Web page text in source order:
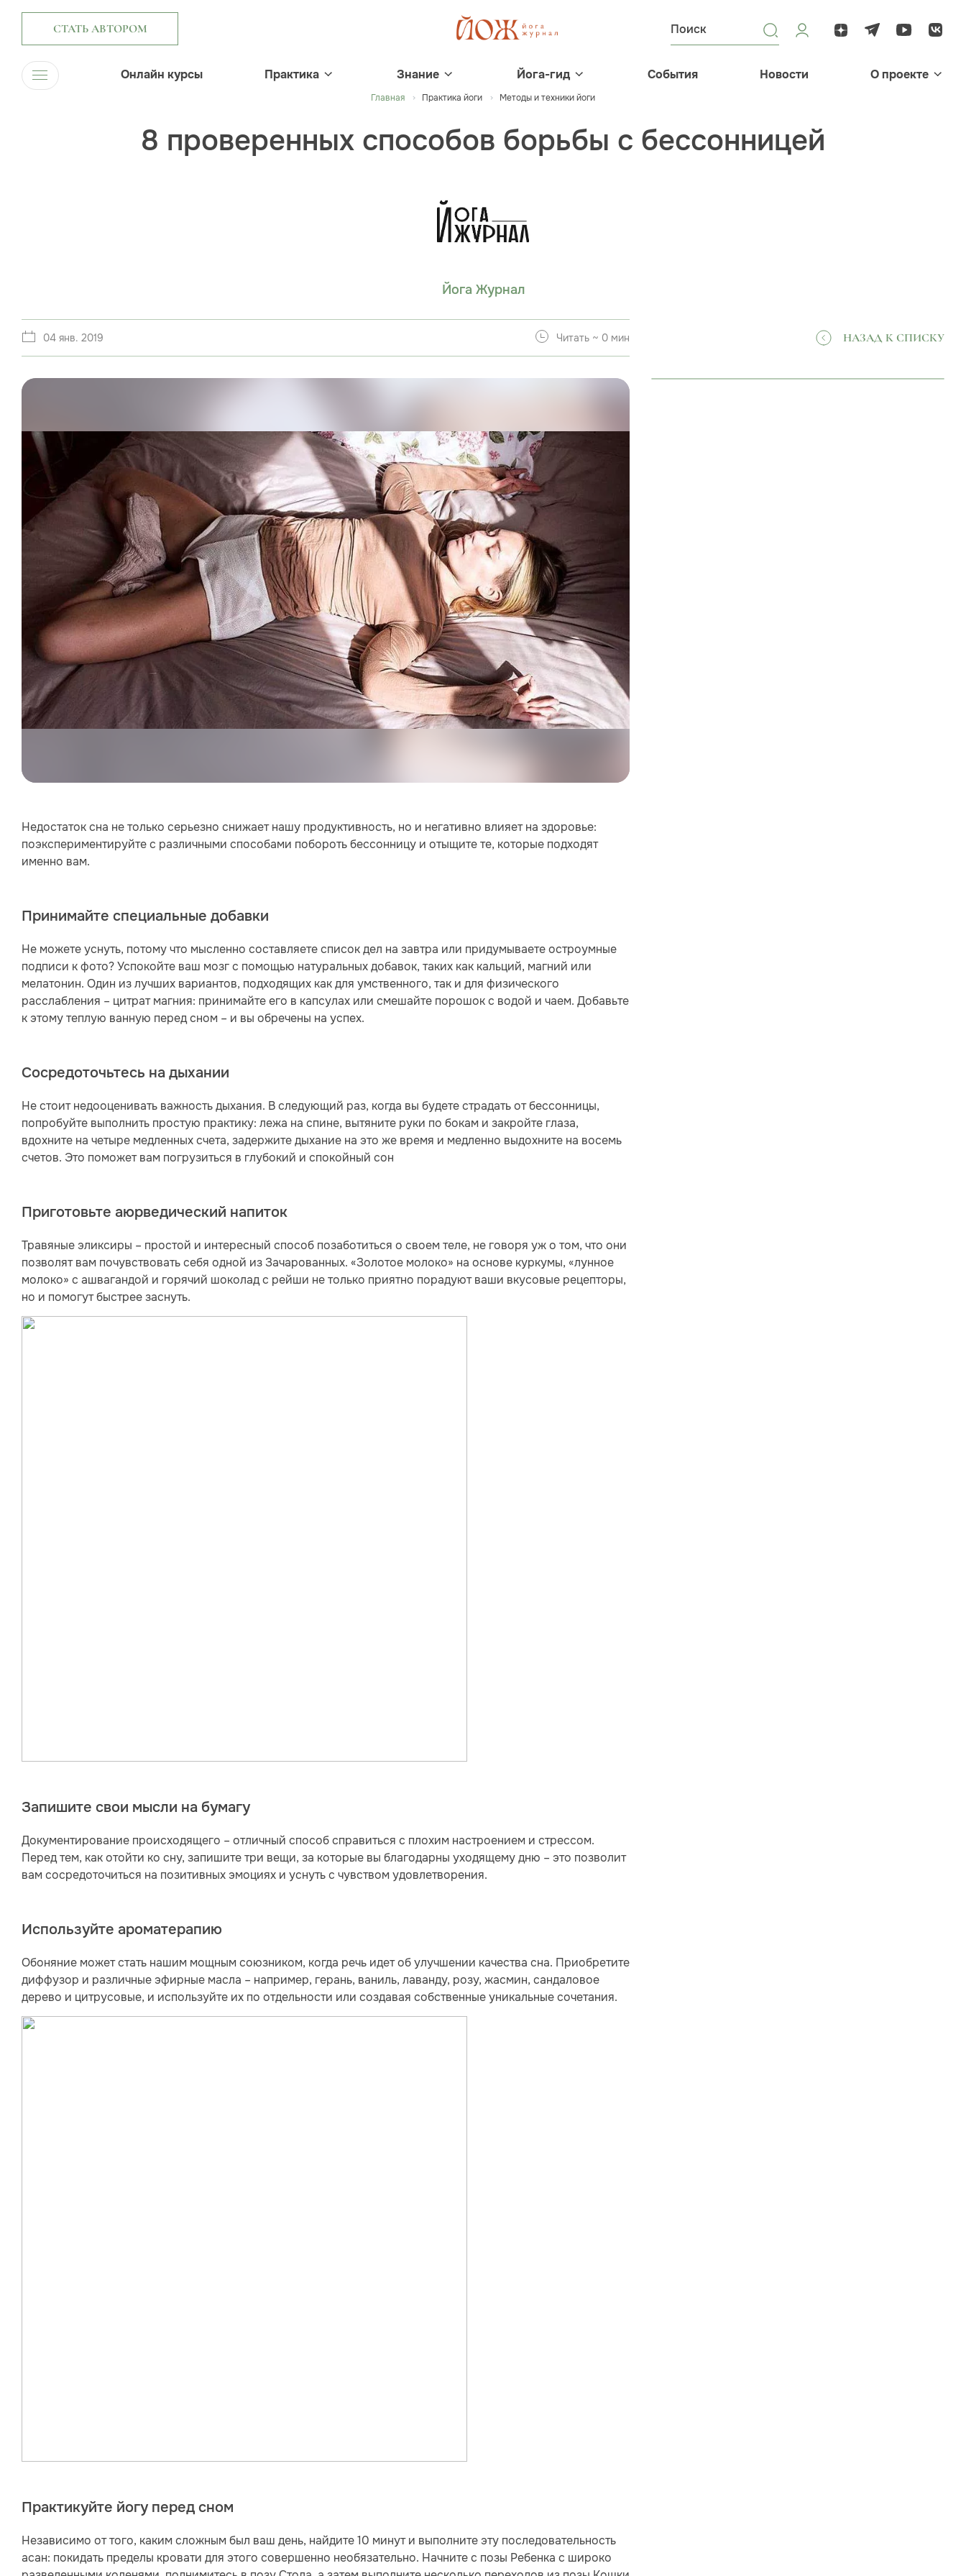
СТАТЬ АВТОРОМ
Онлайн курсы Практика Знание Йога-гид События Новости О проекте
Главная Практика йоги Методы и техники йоги
8 проверенных способов борьбы с бессонницей
Йога Журнал
04 янв. 2019 Читать ~ 0 мин НАЗАД К СПИСКУ
Недостаток сна не только серьезно снижает нашу продуктивность, но и негативно влияет на здоровье:
поэкспериментируйте с различными способами побороть бессонницу и отыщите те, которые подходят
именно вам.
Принимайте специальные добавки
Не можете уснуть, потому что мысленно составляете список дел на завтра или придумываете остроумные
подписи к фото? Успокойте ваш мозг с помощью натуральных добавок, таких как кальций, магний или
мелатонин. Один из лучших вариантов, подходящих как для умственного, так и для физического
расслабления – цитрат магния: принимайте его в капсулах или смешайте порошок с водой и чаем. Добавьте
к этому теплую ванную перед сном – и вы обречены на успех.
Сосредоточьтесь на дыхании
Не стоит недооценивать важность дыхания. В следующий раз, когда вы будете страдать от бессонницы,
попробуйте выполнить простую практику: лежа на спине, вытяните руки по бокам и закройте глаза,
вдохните на четыре медленных счета, задержите дыхание на это же время и медленно выдохните на восемь
счетов. Это поможет вам погрузиться в глубокий и спокойный сон
Приготовьте аюрведический напиток
Травяные эликсиры – простой и интересный способ позаботиться о своем теле, не говоря уж о том, что они
позволят вам почувствовать себя одной из Зачарованных. «Золотое молоко» на основе куркумы, «лунное
молоко» с ашвагандой и горячий шоколад с рейши не только приятно порадуют ваши вкусовые рецепторы,
но и помогут быстрее заснуть.
Запишите свои мысли на бумагу
Документирование происходящего – отличный способ справиться с плохим настроением и стрессом.
Перед тем, как отойти ко сну, запишите три вещи, за которые вы благодарны уходящему дню – это позволит
вам сосредоточиться на позитивных эмоциях и уснуть с чувством удовлетворения.
Используйте ароматерапию
Обоняние может стать нашим мощным союзником, когда речь идет об улучшении качества сна. Приобретите
диффузор и различные эфирные масла – например, герань, ваниль, лаванду, розу, жасмин, сандаловое
дерево и цитрусовые, и используйте их по отдельности или создавая собственные уникальные сочетания.
Практикуйте йогу перед сном
Независимо от того, каким сложным был ваш день, найдите 10 минут и выполните эту последовательность
асан: покидать пределы кровати для этого совершенно необязательно. Начните с позы Ребенка с широко